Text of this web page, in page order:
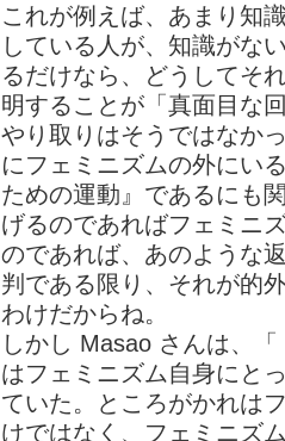
これが例えば、あまり知
している人が、知識がな
るだけなら、どうしてそ
明することが「真面目な
やり取りはそうではなか
にフェミニズムの外にい
ための運動』であるにも
げるのであればフェミニ
のであれば、あのような
判である限り、それが的
わけだからね。
しかし Masao さんは、
はフェミニズム自身にと
ていた。ところがかれは
けではなく、フェミニズ